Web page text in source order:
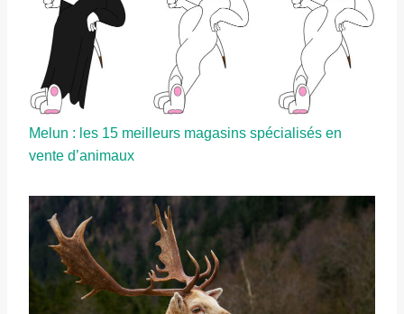
Melun : les 15 meilleurs magasins spécialisés en
vente d’animaux